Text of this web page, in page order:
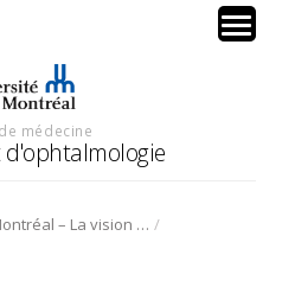
médecine
TEDxUMontréal – La vision sous toutes ses formes /